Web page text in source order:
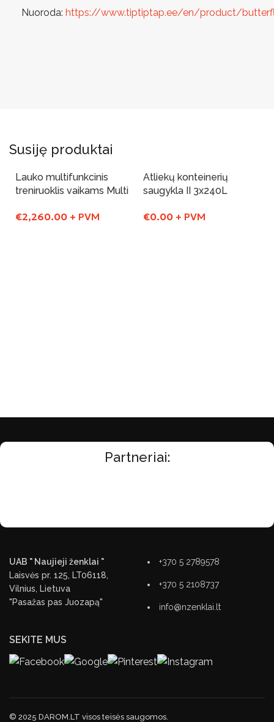
Nuoroda: https://www.tiptiptap.ee/en/product/
Susiję produktai
Lauko multifunkcinis
treniruoklis vaikams Multi
€2,260.00 + PVM
Atliekų konteinerių
saugykla II 3x240L
€0.00 + PVM
Partneriai:
UAB " Naujieji ženklai "
Laisvės pr. 125, LT06118,
Vilnius, Lietuva
"Pasažas pas Juozapą"
+370 5 2789578
+370 5 2108737
info@nzenklai.lt
SEKITE MUS
© 2025 DAROM.LT visos teisės saugomos.